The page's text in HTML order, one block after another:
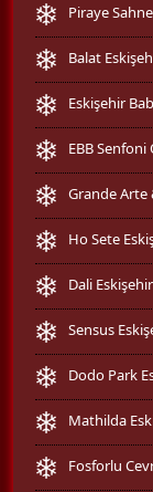
Piraye
Balat
Eskişehir
EBB Senfoni
Grande Arte
Ho Sete
Dali Eskişehir
Sensus
Dodo Park
Mathilda
Fosforlu